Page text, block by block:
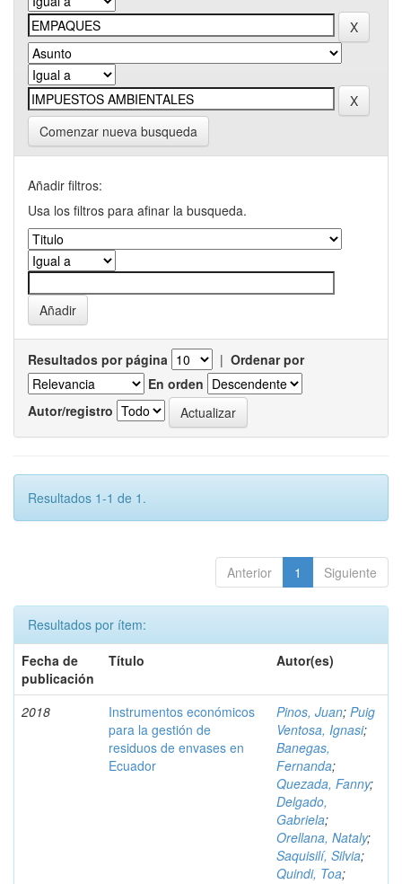
Comenzar nueva busqueda
Añadir filtros:
Usa los filtros para afinar la busqueda.
Resultados por página | Ordenar por
En orden
Autor/registro
Resultados 1-1 de 1.
Anterior 1 Siguiente
Resultados por ítem:
Fecha de
publicación
Título Autor(es)
2018
Instrumentos económicos
para la gestión de
residuos de envases en
Ecuador
Pinos, Juan; Puig
Ventosa, Ignasi;
Banegas,
Fernanda;
Quezada, Fanny;
Delgado,
Gabriela;
Orellana, Nataly;
Saquisilí, Silvia;
Quindi, Toa;